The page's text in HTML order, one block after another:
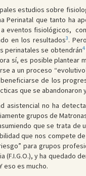
estudios sobre
Perinatal que tanto ha
a eventos fisiológicos,
en los resultados3.
perinatales se obtendrán4
sí, es posible plantear
a un proceso
de los
que se abandonaron
asistencial no ha
grupos de
que se trata de
que nos compete
para grupos
(F.I.G.O.), y ha quedado
eso es mucho.